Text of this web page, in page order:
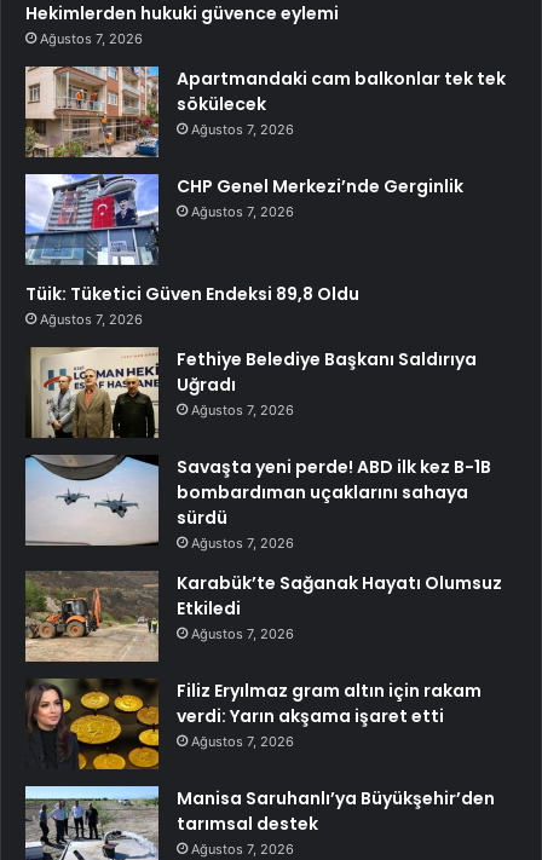
Hekimlerden hukuki güvence eylemi
Ağustos 7, 2026
Apartmandaki cam balkonlar tek tek
sökülecek
Ağustos 7, 2026
CHP Genel Merkezi’nde Gerginlik
Ağustos 7, 2026
Tüik: Tüketici Güven Endeksi 89,8 Oldu
Ağustos 7, 2026
Fethiye Belediye Başkanı Saldırıya
Uğradı
Ağustos 7, 2026
Savaşta yeni perde! ABD ilk kez B-1B
bombardıman uçaklarını sahaya
sürdü
Ağustos 7, 2026
Karabük’te Sağanak Hayatı Olumsuz
Etkiledi
Ağustos 7, 2026
Filiz Eryılmaz gram altın için rakam
verdi: Yarın akşama işaret etti
Ağustos 7, 2026
Manisa Saruhanlı’ya Büyükşehir’den
tarımsal destek
Ağustos 7, 2026